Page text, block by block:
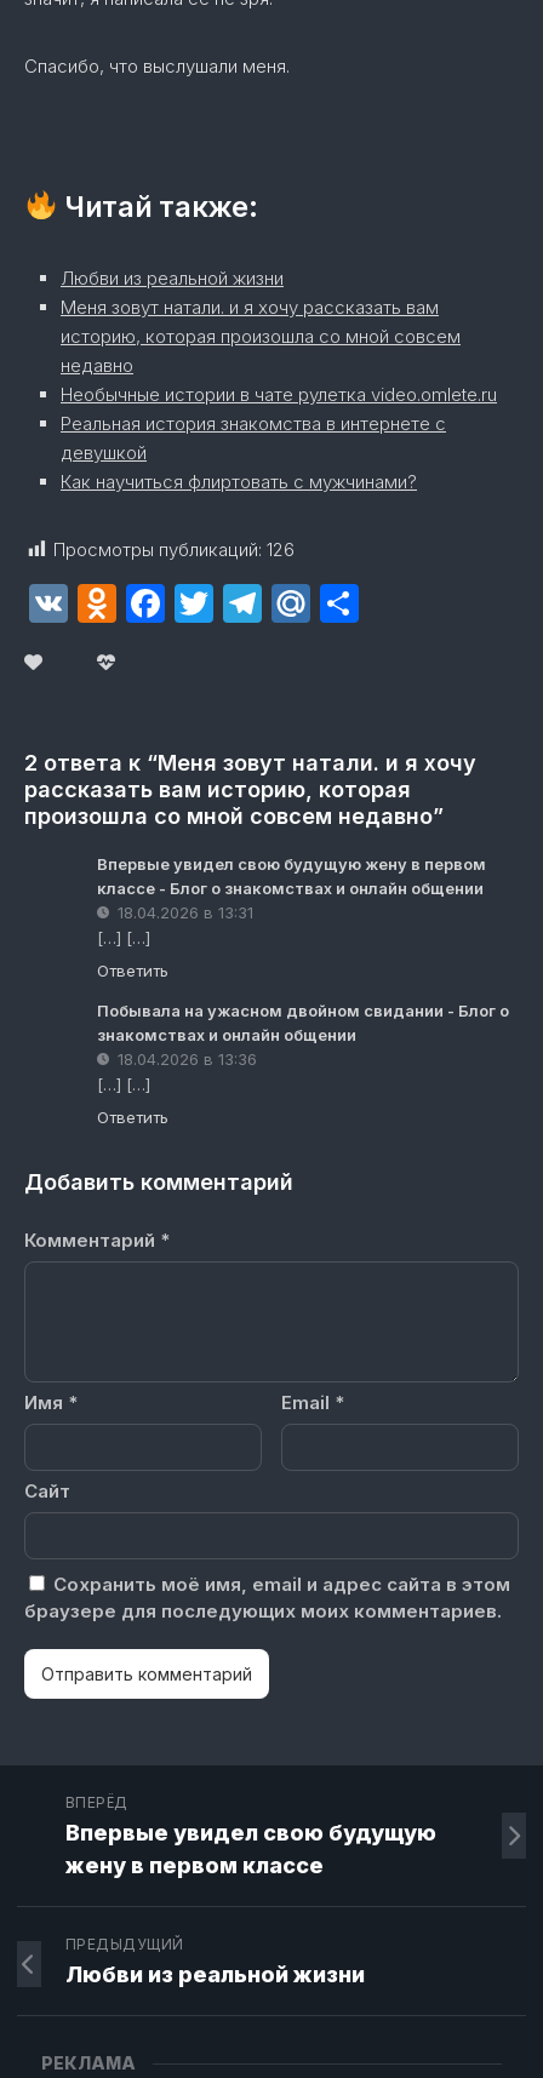
Спасибо, что выслушали меня.
Читай также:
Любви из реальной жизни
Меня зовут натали. и я хочу рассказать вам
историю, которая произошла со мной совсем
недавно
Необычные истории в чате рулетка video.omlete.ru
Реальная история знакомства в интернете с
девушкой
Как научиться флиртовать с мужчинами?
Просмотры публикаций: 126
VK Odnoklassniki
Facebook
Twitter
Telegram
Mail.Ru
2 ответа к “Меня зовут натали. и я хочу
рассказать вам историю, которая
произошла со мной совсем недавно”
Впервые увидел свою будущую жену в первом
классе - Блог о знакомствах и онлайн общении
18.04.2026 в 13:31
[…] […]
Ответить
Побывала на ужасном двойном свидании - Блог о
знакомствах и онлайн общении
18.04.2026 в 13:36
[…] […]
Ответить
Добавить комментарий
Комментарий *
Имя * Email *
Сайт
Сохранить моё имя, email и адрес сайта в этом
браузере для последующих моих комментариев.
ВПЕРЁД
Впервые увидел свою будущую
жену в первом классе
ПРЕДЫДУЩИЙ
Любви из реальной жизни
РЕКЛАМА